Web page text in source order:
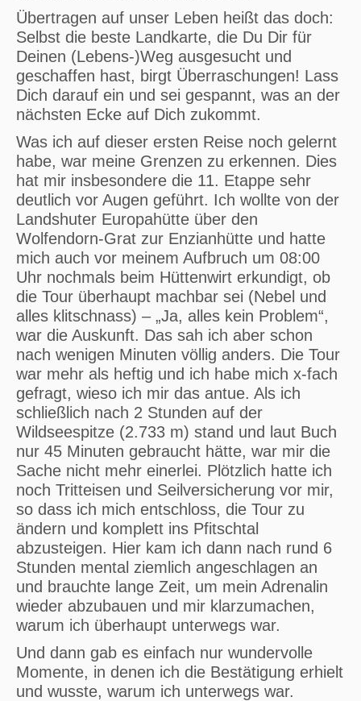
Übertragen auf unser Leben heißt das doch:
Selbst die beste Landkarte, die Du Dir für
Deinen (Lebens-)Weg ausgesucht und
geschaffen hast, birgt Überraschungen! Lass
Dich darauf ein und sei gespannt, was an der
nächsten Ecke auf Dich zukommt.
Was ich auf dieser ersten Reise noch gelernt
habe, war meine Grenzen zu erkennen. Dies
hat mir insbesondere die 11. Etappe sehr
deutlich vor Augen geführt. Ich wollte von der
Landshuter Europahütte über den
Wolfendorn-Grat zur Enzianhütte und hatte
mich auch vor meinem Aufbruch um 08:00
Uhr nochmals beim Hüttenwirt erkundigt, ob
die Tour überhaupt machbar sei (Nebel und
alles klitschnass) – „Ja, alles kein Problem“,
war die Auskunft. Das sah ich aber schon
nach wenigen Minuten völlig anders. Die Tour
war mehr als heftig und ich habe mich x-fach
gefragt, wieso ich mir das antue. Als ich
schließlich nach 2 Stunden auf der
Wildseespitze (2.733 m) stand und laut Buch
nur 45 Minuten gebraucht hätte, war mir die
Sache nicht mehr einerlei. Plötzlich hatte ich
noch Tritteisen und Seilversicherung vor mir,
so dass ich mich entschloss, die Tour zu
ändern und komplett ins Pfitschtal
abzusteigen. Hier kam ich dann nach rund 6
Stunden mental ziemlich angeschlagen an
und brauchte lange Zeit, um mein Adrenalin
wieder abzubauen und mir klarzumachen,
warum ich überhaupt unterwegs war.
Und dann gab es einfach nur wundervolle
Momente, in denen ich die Bestätigung erhielt
und wusste, warum ich unterwegs war.